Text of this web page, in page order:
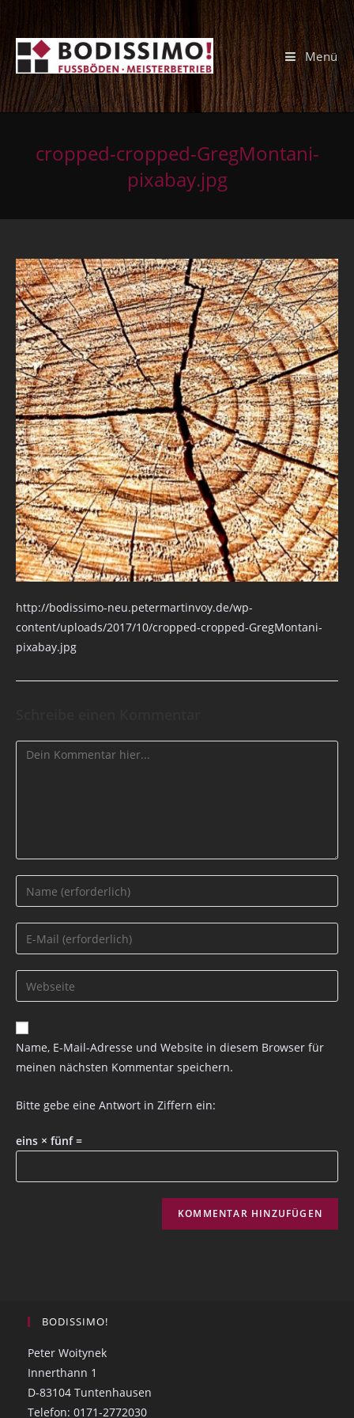
Menü
cropped-cropped-GregMontani-
pixabay.jpg
http://bodissimo-neu.petermartinvoy.de/wp-
content/uploads/2017/10/cropped-cropped-GregMontani-
pixabay.jpg
Name, E-Mail-Adresse und Website in diesem Browser für
meinen nächsten Kommentar speichern.
Bitte gebe eine Antwort in Ziffern ein:
eins × fünf =
BODISSIMO!
Peter Woitynek
Innerthann 1
D-83104 Tuntenhausen
Telefon: 0171-2772030